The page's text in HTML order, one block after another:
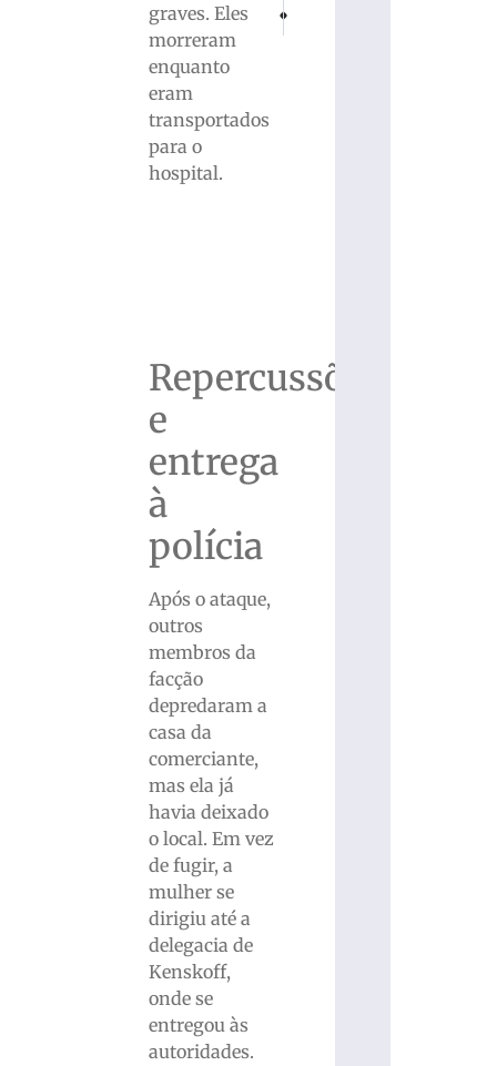
graves. Eles
morreram
enquanto
eram
transportados
para o
hospital.
Repercussões
e
entrega
à
polícia
Após o ataque,
outros
membros da
facção
depredaram a
casa da
comerciante,
mas ela já
havia deixado
o local. Em vez
de fugir, a
mulher se
dirigiu até a
delegacia de
Kenskoff,
onde se
entregou às
autoridades.